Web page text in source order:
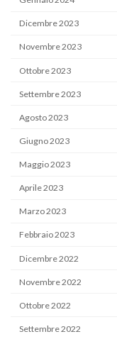
Dicembre 2023
Novembre 2023
Ottobre 2023
Settembre 2023
Agosto 2023
Giugno 2023
Maggio 2023
Aprile 2023
Marzo 2023
Febbraio 2023
Dicembre 2022
Novembre 2022
Ottobre 2022
Settembre 2022